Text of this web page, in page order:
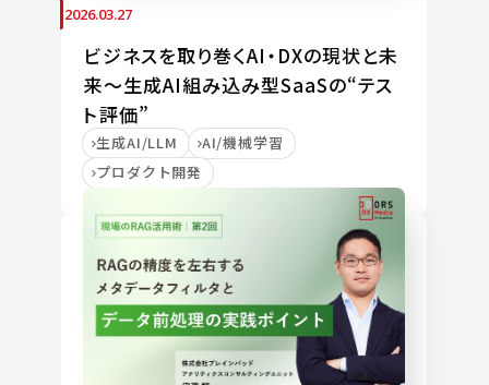
2026.03.27
ビジネスを取り巻くAI・DXの現状と未
来～生成AI組み込み型SaaSの“テス
ト評価”
生成AI/LLM
AI/機械学習
プロダクト開発